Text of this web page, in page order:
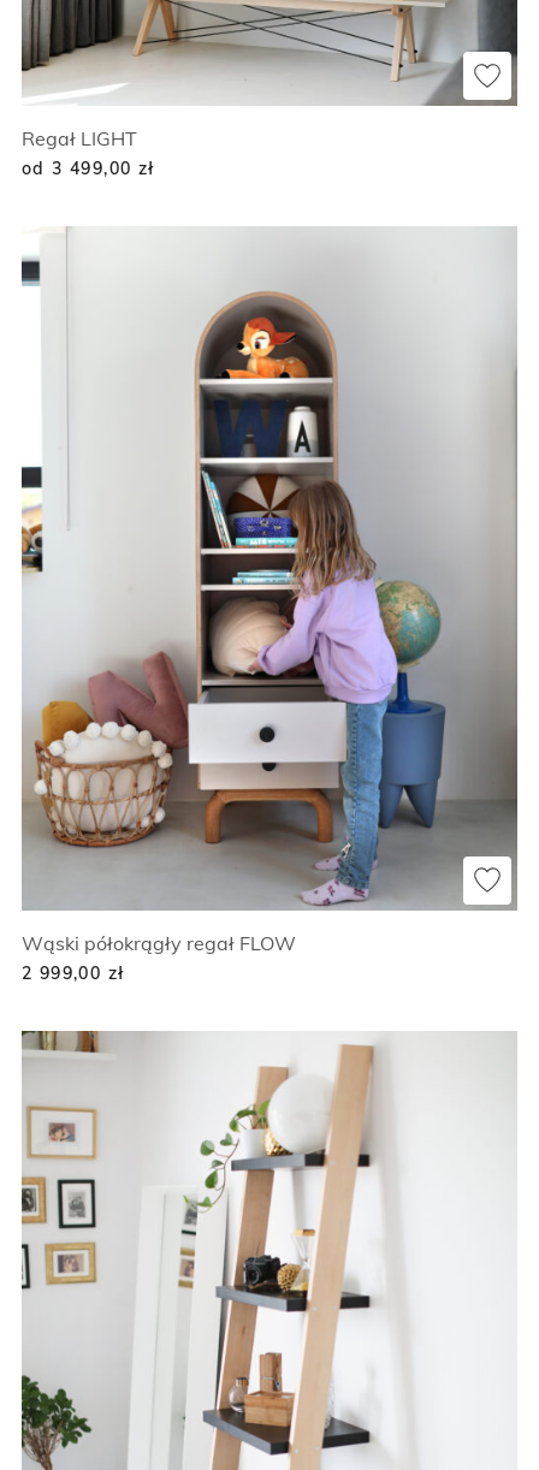
Regał LIGHT
od 3 499,00 zł
Wąski półokrągły regał FLOW
2 999,00 zł